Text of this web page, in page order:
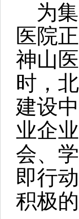
为
医院
神山
时，
建设
业企
会、
即行
积极的